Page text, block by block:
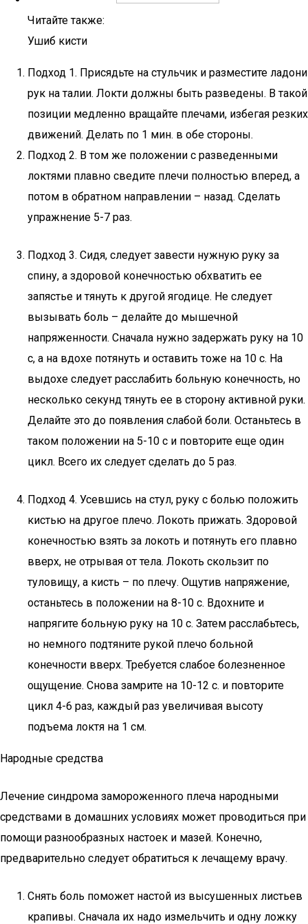
Читайте также:
Ушиб кисти
Подход 1. Присядьте на стульчик и разместите ладони
рук на талии. Локти должны быть разведены. В такой
позиции медленно вращайте плечами, избегая резких
движений. Делать по 1 мин. в обе стороны.
Подход 2. В том же положении с разведенными
локтями плавно сведите плечи полностью вперед, а
потом в обратном направлении – назад. Сделать
упражнение 5-7 раз.
Подход 3. Сидя, следует завести нужную руку за
спину, а здоровой конечностью обхватить ее
запястье и тянуть к другой ягодице. Не следует
вызывать боль – делайте до мышечной
напряженности. Сначала нужно задержать руку на 10
с, а на вдохе потянуть и оставить тоже на 10 с. На
выдохе следует расслабить больную конечность, но
несколько секунд тянуть ее в сторону активной руки.
Делайте это до появления слабой боли. Останьтесь в
таком положении на 5-10 с и повторите еще один
цикл. Всего их следует сделать до 5 раз.
Подход 4. Усевшись на стул, руку с болью положить
кистью на другое плечо. Локоть прижать. Здоровой
конечностью взять за локоть и потянуть его плавно
вверх, не отрывая от тела. Локоть скользит по
туловищу, а кисть – по плечу. Ощутив напряжение,
останьтесь в положении на 8-10 с. Вдохните и
напрягите больную руку на 10 с. Затем расслабьтесь,
но немного подтяните рукой плечо больной
конечности вверх. Требуется слабое болезненное
ощущение. Снова замрите на 10-12 с. и повторите
цикл 4-6 раз, каждый раз увеличивая высоту
подъема локтя на 1 см.
Народные средства
Лечение синдрома замороженного плеча народными
средствами в домашних условиях может проводиться при
помощи разнообразных настоек и мазей. Конечно,
предварительно следует обратиться к лечащему врачу.
Снять боль поможет настой из высушенных листьев
крапивы. Сначала их надо измельчить и одну ложку